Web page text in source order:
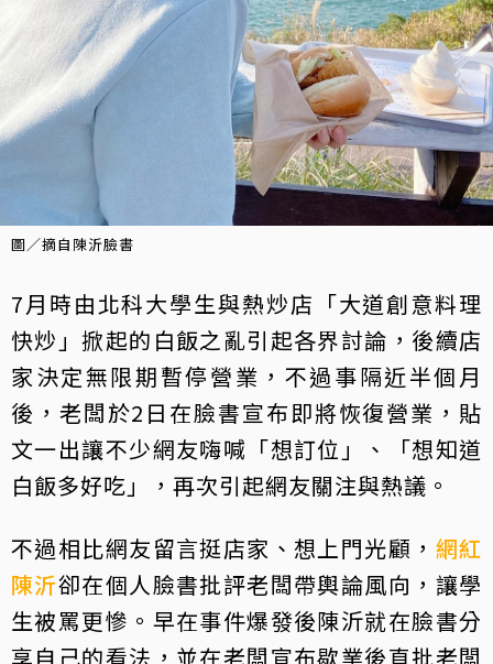
圖／摘自陳沂臉書
7月時由北科大學生與熱炒店「大道創意料理
快炒」掀起的白飯之亂引起各界討論，後續店
家決定無限期暫停營業，不過事隔近半個月
後，老闆於2日在臉書宣布即將恢復營業，貼
文一出讓不少網友嗨喊「想訂位」、「想知道
白飯多好吃」，再次引起網友關注與熱議。
不過相比網友留言挺店家、想上門光顧， 網紅
陳沂卻在個人臉書批評老闆帶輿論風向，讓學
生被罵更慘。早在事件爆發後陳沂就在臉書分
享自己的看法，並在老闆宣布歇業後直批老闆